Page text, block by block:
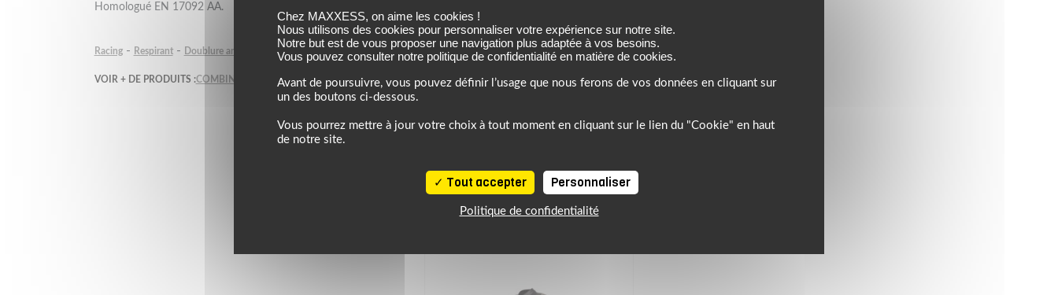
Homologué EN 17092 AA.
Racing - Respirant - Doublure amovible Ventilé
VOIR + DE PRODUITS :COMBINAISON CUIR DAINESE COMBINAISON CUIR FEMME DAINESE
NOTRE SÉLECTION DE PRODUITS SIMILAIRES
À DÉCOUVRIR
Chez MAXXESS, on aime les cookies !
Nous utilisons des cookies pour personnaliser votre expérience sur notre site.
Notre but est de vous proposer une navigation plus adaptée à vos besoins.
Vous pouvez consulter notre politique de confidentialité en matière de cookies.
Avant de poursuivre, vous pouvez définir l’usage que nous ferons de vos données en cliquant sur
un des boutons ci-dessous.
Vous pourrez mettre à jour votre choix à tout moment en cliquant sur le lien du "Cookie" en haut
de notre site.
Tout accepter Personnaliser
Politique de confidentialité